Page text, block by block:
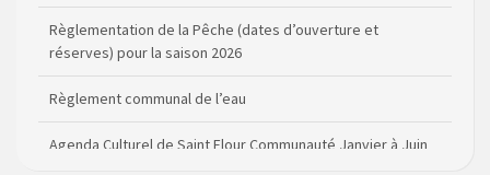
réserves) pour la saison 2026
Règlement communal de l’eau
Agenda Culturel de Saint Flour Communauté Janvier à Juin
Horaire des bus scolaires passant sur la commune